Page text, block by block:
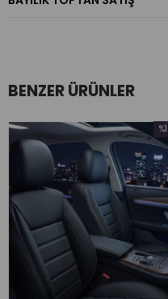
BENZER ÜRÜNLER
%18
İndirim